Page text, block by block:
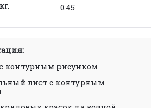
0.45
с контурным рисунком
лист с контурным